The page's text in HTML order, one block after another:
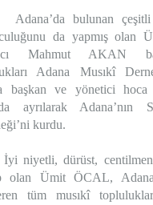
bulunan çeşitli
da yapmış olan
Mahmut AKAN
Adana Musıkî
başkan ve yönetici hoca
ayrılarak Adana’nın
kurdu.
İyi niyetli, dürüst,
olan Ümit ÖCAL,
tüm musıkî